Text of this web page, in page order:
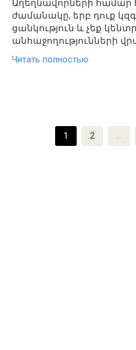
Աղեղնավորների համար
ժամանակը, երբ դուք
ցանկություն և չեք
անհաջողությունների
Читать полностью
1 2 …